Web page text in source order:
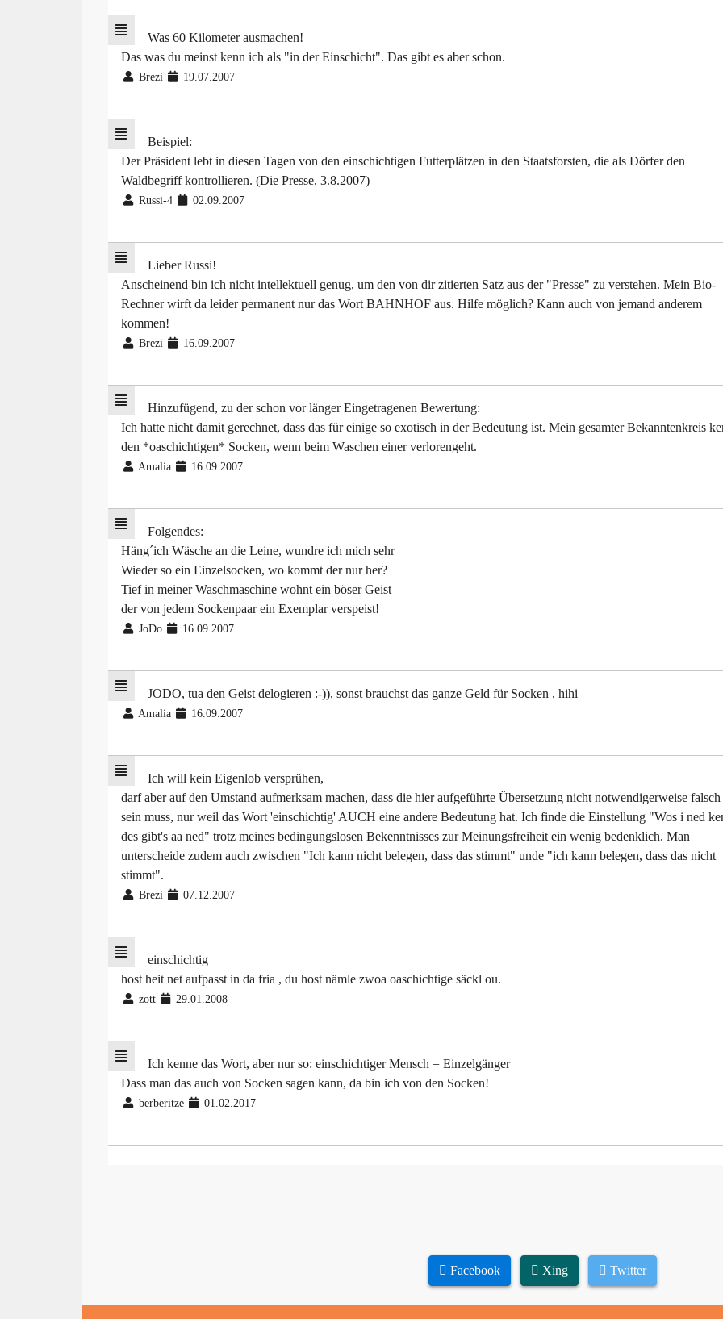
Was 60 Kilometer ausmachen!
Das was du meinst kenn ich als "in der Einschicht". Das gibt es aber schon.
Brezi 19.07.2007
Beispiel:
Der Präsident lebt in diesen Tagen von den einschichtigen Futterplätzen in den Staatsforsten, die als Dörfer den
Waldbegriff kontrollieren. (Die Presse, 3.8.2007)
Russi-4 02.09.2007
Lieber Russi!
Anscheinend bin ich nicht intellektuell genug, um den von dir zitierten Satz aus der "Presse" zu verstehen. Mein Bio-
Rechner wirft da leider permanent nur das Wort BAHNHOF aus. Hilfe möglich? Kann auch von jemand anderem
kommen!
Brezi 16.09.2007
Hinzufügend, zu der schon vor länger Eingetragenen Bewertung:
Ich hatte nicht damit gerechnet, dass das für einige so exotisch in der Bedeutung ist. Mein gesamter Bekanntenkreis
den *oaschichtigen* Socken, wenn beim Waschen einer verlorengeht.
Amalia 16.09.2007
Folgendes:
Häng´ich Wäsche an die Leine, wundre ich mich sehr
Wieder so ein Einzelsocken, wo kommt der nur her?
Tief in meiner Waschmaschine wohnt ein böser Geist
der von jedem Sockenpaar ein Exemplar verspeist!
JoDo 16.09.2007
JODO, tua den Geist delogieren :-)), sonst brauchst das ganze Geld für Socken , hihi
Amalia 16.09.2007
Ich will kein Eigenlob versprühen,
darf aber auf den Umstand aufmerksam machen, dass die hier aufgeführte Übersetzung nicht notwendigerweise falsch
sein muss, nur weil das Wort 'einschichtig' AUCH eine andere Bedeutung hat. Ich finde die Einstellung "Wos i ned
des gibt's aa ned" trotz meines bedingungslosen Bekenntnisses zur Meinungsfreiheit ein wenig bedenklich. Man
unterscheide zudem auch zwischen "Ich kann nicht belegen, dass das stimmt" unde "ich kann belegen, dass das nicht
stimmt".
Brezi 07.12.2007
einschichtig
host heit net aufpasst in da fria , du host nämle zwoa oaschichtige säckl ou.
zott 29.01.2008
Ich kenne das Wort, aber nur so: einschichtiger Mensch = Einzelgänger
Dass man das auch von Socken sagen kann, da bin ich von den Socken!
berberitze 01.02.2017
Facebook Xing Twitter